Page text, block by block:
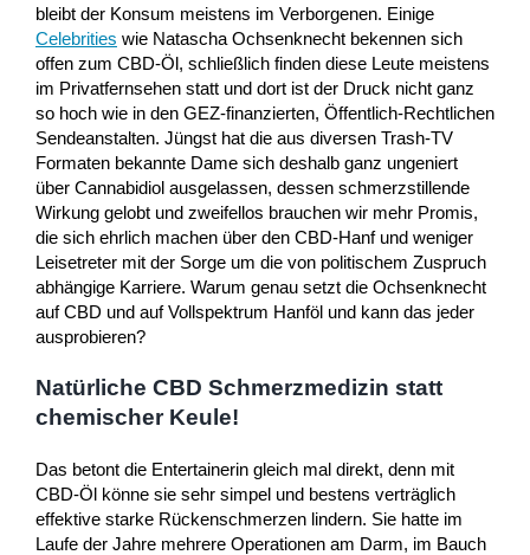
bleibt der Konsum meistens im Verborgenen. Einige
Celebrities wie Natascha Ochsenknecht bekennen sich
offen zum CBD-Öl, schließlich finden diese Leute meistens
im Privatfernsehen statt und dort ist der Druck nicht ganz
so hoch wie in den GEZ-finanzierten, Öffentlich-Rechtlichen
Sendeanstalten. Jüngst hat die aus diversen Trash-TV
Formaten bekannte Dame sich deshalb ganz ungeniert
über Cannabidiol ausgelassen, dessen schmerzstillende
Wirkung gelobt und zweifellos brauchen wir mehr Promis,
die sich ehrlich machen über den CBD-Hanf und weniger
Leisetreter mit der Sorge um die von politischem Zuspruch
abhängige Karriere. Warum genau setzt die Ochsenknecht
auf CBD und auf Vollspektrum Hanföl und kann das jeder
ausprobieren?
Natürliche CBD Schmerzmedizin statt
chemischer Keule!
Das betont die Entertainerin gleich mal direkt, denn mit
CBD-Öl könne sie sehr simpel und bestens verträglich
effektive starke Rückenschmerzen lindern. Sie hatte im
Laufe der Jahre mehrere Operationen am Darm, im Bauch